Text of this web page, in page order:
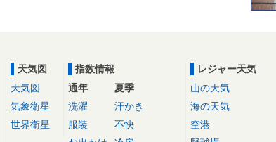
天気図
天気図
気象衛星
世界衛星
指数情報
通年
洗濯
服装
夏季
汗かき
不快
レジャー天気
山の天気
海の天気
空港